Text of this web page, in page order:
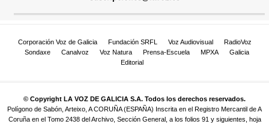
Corporación Voz de Galicia Fundación SRFL Voz Audiovisual
RadioVoz
Sondaxe
Canalvoz Voz Natura Prensa-Escuela MPXA
Galicia
Editorial
© Copyright LA VOZ DE GALICIA S.A. Todos los derechos reservados.
Polígono de Sabón, Arteixo, A CORUÑA (ESPAÑA) Inscrita en el Registro Mercantil de A
Coruña en el Tomo 2438 del Archivo, Sección General, a los folios 91 y siguientes, hoja